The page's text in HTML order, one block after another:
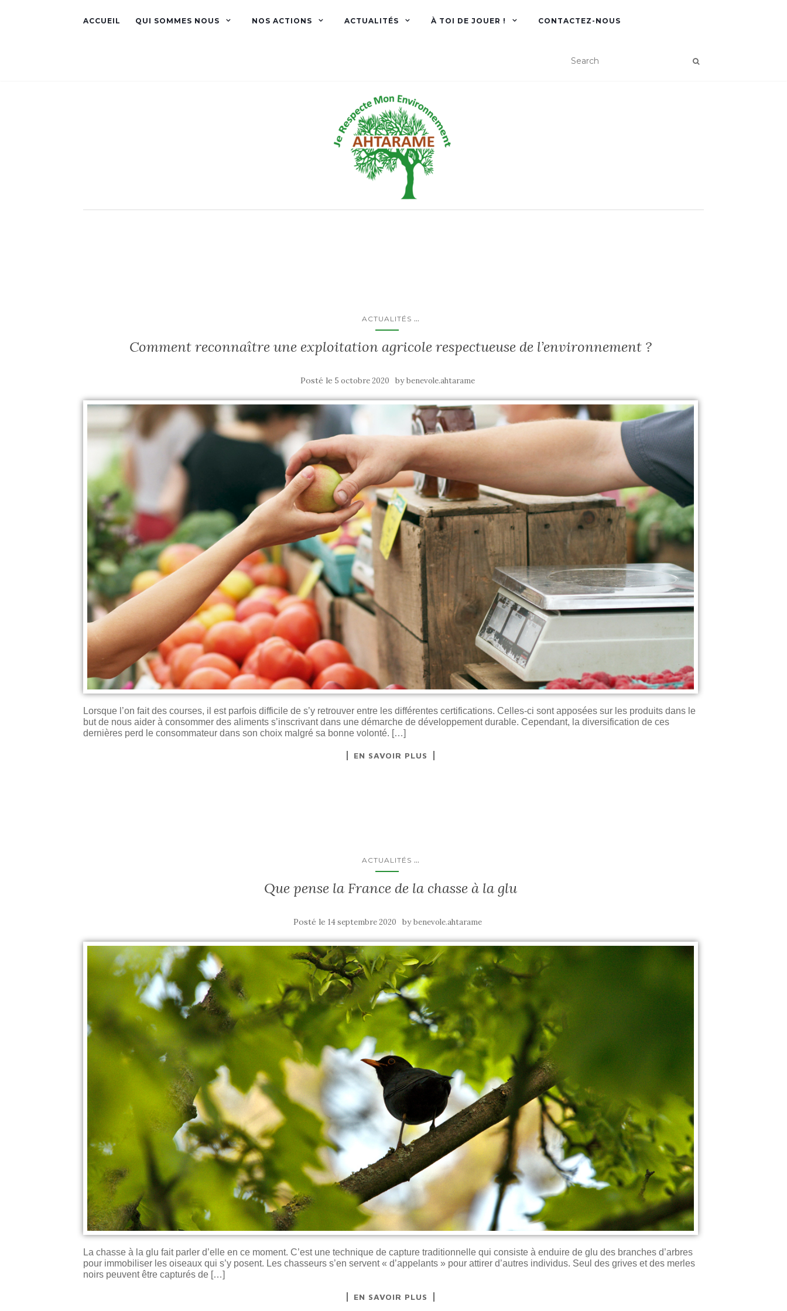
ACCUEIL QUI SOMMES NOUS NOS ACTIONS ACTUALITÉS À TOI DE JOUER ! CONTACTEZ-NOUS
ACTUALITÉS ...
Comment reconnaître une exploitation agricole respectueuse de l’environnement ?
Posté le 5 octobre 2020 bybenevole.ahtarame
Lorsque l’on fait des courses, il est parfois difficile de s’y retrouver entre les différentes certifications. Celles-ci sont apposées sur les produits dans le
but de nous aider à consommer des aliments s’inscrivant dans une démarche de développement durable. Cependant, la diversification de ces
dernières perd le consommateur dans son choix malgré sa bonne volonté. […]
EN SAVOIR PLUS
ACTUALITÉS ...
Que pense la France de la chasse à la glu
Posté le 14 septembre 2020 bybenevole.ahtarame
La chasse à la glu fait parler d’elle en ce moment. C’est une technique de capture traditionnelle qui consiste à enduire de glu des branches d’arbres
pour immobiliser les oiseaux qui s’y posent. Les chasseurs s’en servent « d’appelants » pour attirer d’autres individus. Seul des grives et des merles
noirs peuvent être capturés de […]
EN SAVOIR PLUS